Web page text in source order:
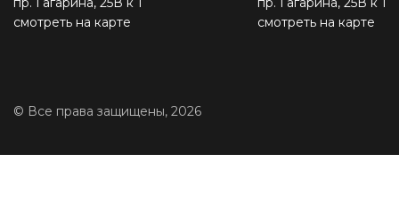
смотреть на карте
смотреть на карте
© Все права защищены, 2026